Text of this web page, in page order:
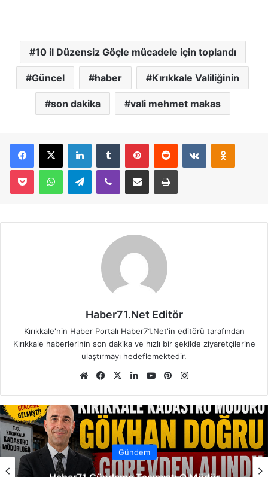
10 il Düzensiz Göçle mücadele için toplandı
Güncel haber Kırıkkale Valiliğinin
son dakika vali mehmet makas
Telegram
Haber71.Net Editör
Kırıkkale'nin Haber Portalı Haber71.Net'in editörü tarafından
Kırıkkale haberlerinin son dakika ve hızlı bir şekilde ziyaretçilerine
ulaştırmayı hedeflemektedir.
We
sit
esi
Fa
bo
ok
X
Lin
dIn
Yo
ub
e
Pin
est ra
m
Gündem